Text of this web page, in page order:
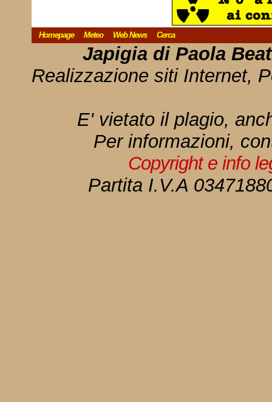
Homepage Meteo Web News Cerca
Japigia di Paola
Realizzazione siti Internet,
E' vietato il plagio,
Per informazioni,
Copyright e info
Partita I.V.A